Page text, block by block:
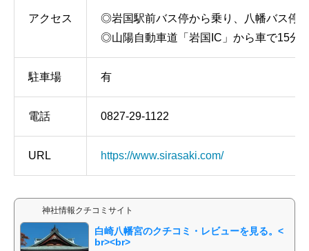
アクセス
◎岩国駅前バス停から乗り、八幡バス停
◎山陽自動車道「岩国IC」から車で15分
駐車場 有
電話 0827-29-1122
URL https://www.sirasaki.com/
神社情報クチコミサイト
白崎八幡宮